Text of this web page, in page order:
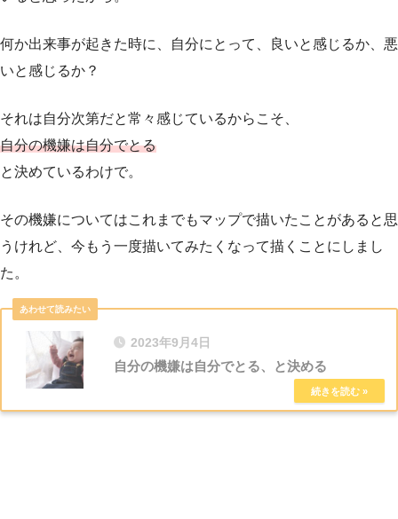
何か出来事が起きた時に、自分にとって、良いと感じるか、悪
いと感じるか？
それは自分次第だと常々感じているからこそ、
自分の機嫌は自分でとる
と決めているわけで。
その機嫌についてはこれまでもマップで描いたことがあると思
うけれど、今もう一度描いてみたくなって描くことにしまし
た。
2023年9月4日
自分の機嫌は自分でとる、と決める